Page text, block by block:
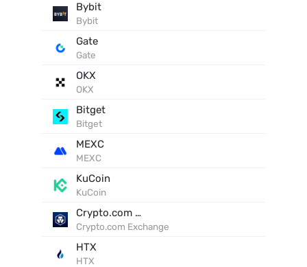
Bybit
Bybit
Gate
Gate
OKX
OKX
Bitget
Bitget
MEXC
MEXC
KuCoin
KuCoin
Crypto.com Exchange
Crypto.com Exchange
HTX
HTX